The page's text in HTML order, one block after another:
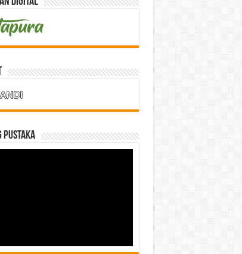
PUSTAKA